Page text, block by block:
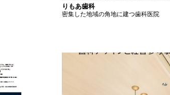
りもあ歯科
密集した地域の角地に建つ歯科医院